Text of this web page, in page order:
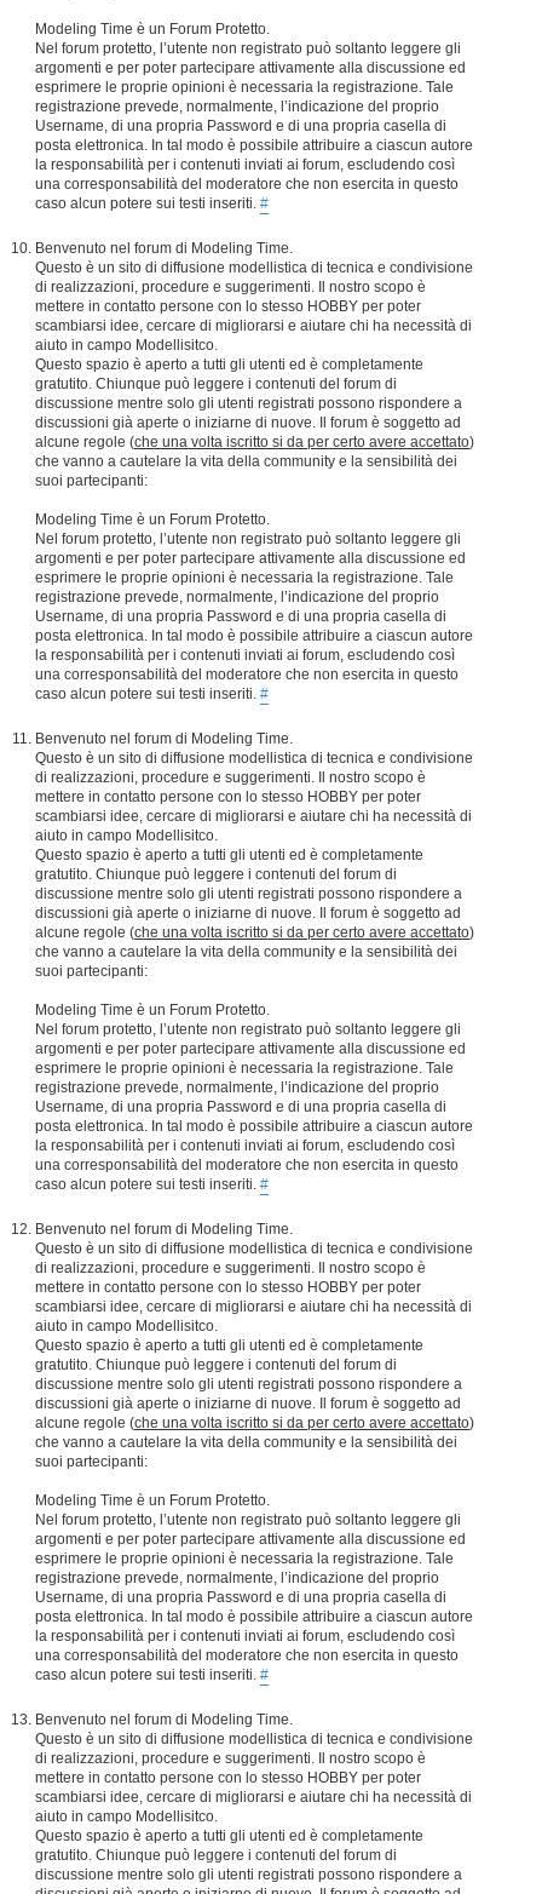
Modeling Time è un Forum Protetto.
Nel forum protetto, l’utente non registrato può soltanto leggere gli
argomenti e per poter partecipare attivamente alla discussione ed
esprimere le proprie opinioni è necessaria la registrazione. Tale
registrazione prevede, normalmente, l’indicazione del proprio
Username, di una propria Password e di una propria casella di
posta elettronica. In tal modo è possibile attribuire a ciascun autore
la responsabilità per i contenuti inviati ai forum, escludendo così
una corresponsabilità del moderatore che non esercita in questo
caso alcun potere sui testi inseriti. #
Benvenuto nel forum di Modeling Time.
Questo è un sito di diffusione modellistica di tecnica e condivisione
di realizzazioni, procedure e suggerimenti. Il nostro scopo è
mettere in contatto persone con lo stesso HOBBY per poter
scambiarsi idee, cercare di migliorarsi e aiutare chi ha necessità di
aiuto in campo Modellisitco.
Questo spazio è aperto a tutti gli utenti ed è completamente
gratutito. Chiunque può leggere i contenuti del forum di
discussione mentre solo gli utenti registrati possono rispondere a
discussioni già aperte o iniziarne di nuove. Il forum è soggetto ad
alcune regole (che una volta iscritto si da per certo avere accettato)
che vanno a cautelare la vita della community e la sensibilità dei
suoi partecipanti:
Modeling Time è un Forum Protetto.
Nel forum protetto, l’utente non registrato può soltanto leggere gli
argomenti e per poter partecipare attivamente alla discussione ed
esprimere le proprie opinioni è necessaria la registrazione. Tale
registrazione prevede, normalmente, l’indicazione del proprio
Username, di una propria Password e di una propria casella di
posta elettronica. In tal modo è possibile attribuire a ciascun autore
la responsabilità per i contenuti inviati ai forum, escludendo così
una corresponsabilità del moderatore che non esercita in questo
caso alcun potere sui testi inseriti. #
Benvenuto nel forum di Modeling Time.
Questo è un sito di diffusione modellistica di tecnica e condivisione
di realizzazioni, procedure e suggerimenti. Il nostro scopo è
mettere in contatto persone con lo stesso HOBBY per poter
scambiarsi idee, cercare di migliorarsi e aiutare chi ha necessità di
aiuto in campo Modellisitco.
Questo spazio è aperto a tutti gli utenti ed è completamente
gratutito. Chiunque può leggere i contenuti del forum di
discussione mentre solo gli utenti registrati possono rispondere a
discussioni già aperte o iniziarne di nuove. Il forum è soggetto ad
alcune regole (che una volta iscritto si da per certo avere accettato)
che vanno a cautelare la vita della community e la sensibilità dei
suoi partecipanti:
Modeling Time è un Forum Protetto.
Nel forum protetto, l’utente non registrato può soltanto leggere gli
argomenti e per poter partecipare attivamente alla discussione ed
esprimere le proprie opinioni è necessaria la registrazione. Tale
registrazione prevede, normalmente, l’indicazione del proprio
Username, di una propria Password e di una propria casella di
posta elettronica. In tal modo è possibile attribuire a ciascun autore
la responsabilità per i contenuti inviati ai forum, escludendo così
una corresponsabilità del moderatore che non esercita in questo
caso alcun potere sui testi inseriti. #
Benvenuto nel forum di Modeling Time.
Questo è un sito di diffusione modellistica di tecnica e condivisione
di realizzazioni, procedure e suggerimenti. Il nostro scopo è
mettere in contatto persone con lo stesso HOBBY per poter
scambiarsi idee, cercare di migliorarsi e aiutare chi ha necessità di
aiuto in campo Modellisitco.
Questo spazio è aperto a tutti gli utenti ed è completamente
gratutito. Chiunque può leggere i contenuti del forum di
discussione mentre solo gli utenti registrati possono rispondere a
discussioni già aperte o iniziarne di nuove. Il forum è soggetto ad
alcune regole (che una volta iscritto si da per certo avere accettato)
che vanno a cautelare la vita della community e la sensibilità dei
suoi partecipanti:
Modeling Time è un Forum Protetto.
Nel forum protetto, l’utente non registrato può soltanto leggere gli
argomenti e per poter partecipare attivamente alla discussione ed
esprimere le proprie opinioni è necessaria la registrazione. Tale
registrazione prevede, normalmente, l’indicazione del proprio
Username, di una propria Password e di una propria casella di
posta elettronica. In tal modo è possibile attribuire a ciascun autore
la responsabilità per i contenuti inviati ai forum, escludendo così
una corresponsabilità del moderatore che non esercita in questo
caso alcun potere sui testi inseriti. #
Benvenuto nel forum di Modeling Time.
Questo è un sito di diffusione modellistica di tecnica e condivisione
di realizzazioni, procedure e suggerimenti. Il nostro scopo è
mettere in contatto persone con lo stesso HOBBY per poter
scambiarsi idee, cercare di migliorarsi e aiutare chi ha necessità di
aiuto in campo Modellisitco.
Questo spazio è aperto a tutti gli utenti ed è completamente
gratutito. Chiunque può leggere i contenuti del forum di
discussione mentre solo gli utenti registrati possono rispondere a